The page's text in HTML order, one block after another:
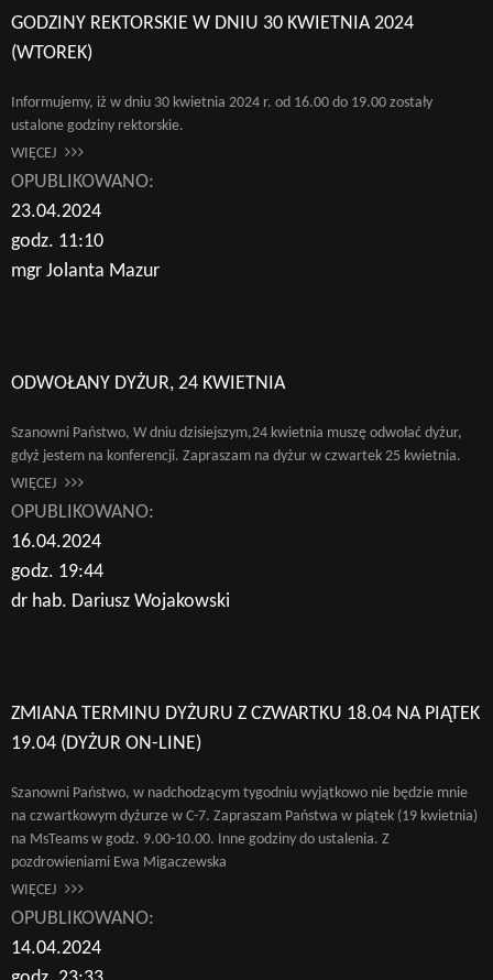
GODZINY REKTORSKIE W DNIU 30 KWIETNIA 2024
(WTOREK)
Informujemy, iż w dniu 30 kwietnia 2024 r. od 16.00 do 19.00 zostały
ustalone godziny rektorskie.
WIĘCEJ
OPUBLIKOWANO:
23.04.2024
godz. 11:10
mgr Jolanta Mazur
ODWOŁANY DYŻUR, 24 KWIETNIA
Szanowni Państwo, W dniu dzisiejszym,24 kwietnia muszę odwołać dyżur,
gdyż jestem na konferencji. Zapraszam na dyżur w czwartek 25 kwietnia.
WIĘCEJ
OPUBLIKOWANO:
16.04.2024
godz. 19:44
dr hab. Dariusz Wojakowski
ZMIANA TERMINU DYŻURU Z CZWARTKU 18.04 NA PIĄTEK
19.04 (DYŻUR ON-LINE)
Szanowni Państwo, w nadchodzącym tygodniu wyjątkowo nie będzie mnie
na czwartkowym dyżurze w C-7. Zapraszam Państwa w piątek (19 kwietnia)
na MsTeams w godz. 9.00-10.00. Inne godziny do ustalenia. Z
pozdrowieniami Ewa Migaczewska
WIĘCEJ
OPUBLIKOWANO:
14.04.2024